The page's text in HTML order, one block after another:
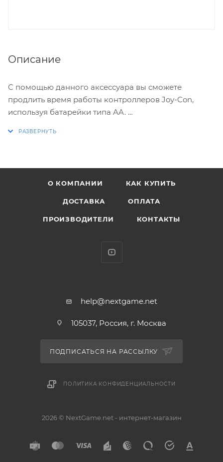
Описание
С помощью данного аксессуара вы сможете
продлить время работы контроллеров Joy-Con,
используя батарейки типа AA.
О КОМПАНИИ КАК КУПИТЬ
ДОСТАВКА ОПЛАТА
ПРОИЗВОДИТЕЛИ КОНТАКТЫ
help@nextgame.net
105037, Россия, г. Москва
ПОДПИСАТЬСЯ НА РАССЫЛКУ
ПОЛИТИКА КОНФИДЕНЦИАЛЬНОСТИ
2026 © NextGame.net - интернет-магазин